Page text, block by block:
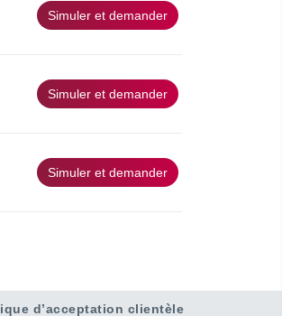
d’acceptation clientèle